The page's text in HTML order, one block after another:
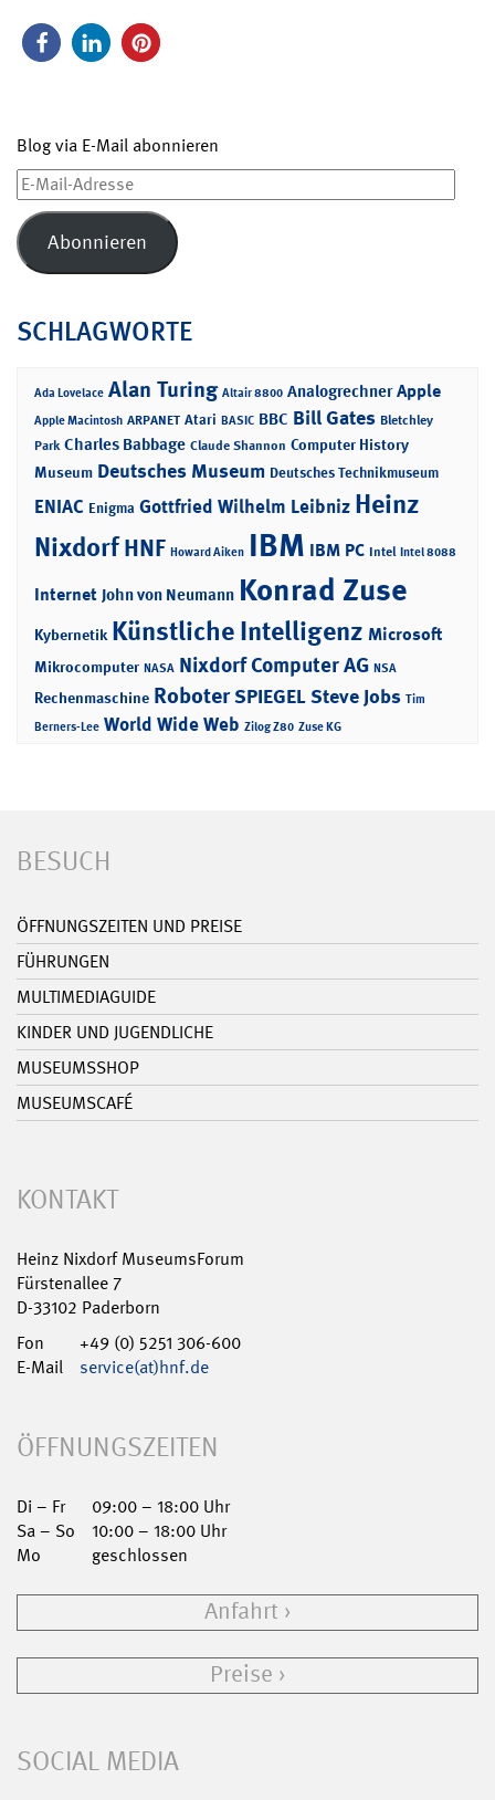
Blog via E-Mail abonnieren
E-
Mail-
Adresse
Abonnieren
SCHLAGWORTE
Ada Lovelace Alan Turing Altair 8800 Analogrechner Apple
Apple Macintosh ARPANET Atari BASIC BBC Bill Gates Bletchley
Park Charles Babbage Claude Shannon Computer History
Museum Deutsches Museum Deutsches Technikmuseum
ENIAC Enigma Gottfried Wilhelm Leibniz Heinz
NixdorfHNF Howard Aiken IBM IBM PC Intel Intel 8088
Internet John von Neumann Konrad Zuse
Kybernetik Künstliche Intelligenz Microsoft
Mikrocomputer NASA Nixdorf Computer AG NSA
Rechenmaschine RoboterSPIEGELSteve Jobs Tim
Berners-Lee World Wide Web Zilog Z80 Zuse KG
BESUCH
ÖFFNUNGSZEITEN UND PREISE
FÜHRUNGEN
MULTIMEDIAGUIDE
KINDER UND JUGENDLICHE
MUSEUMSSHOP
MUSEUMSCAFÉ
KONTAKT
Heinz Nixdorf MuseumsForum
Fürstenallee 7
D-33102 Paderborn
Fon
+49 (0) 5251 306-600
E-Mail
service(at)hnf.de
ÖFFNUNGSZEITEN
Di – Fr
09:00 – 18:00 Uhr
Sa – So
10:00 – 18:00 Uhr
Mo
geschlossen
Anfahrt
Preise
SOCIAL MEDIA